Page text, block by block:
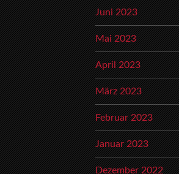
Juni 2023
Mai 2023
April 2023
März 2023
Februar 2023
Januar 2023
Dezember 2022